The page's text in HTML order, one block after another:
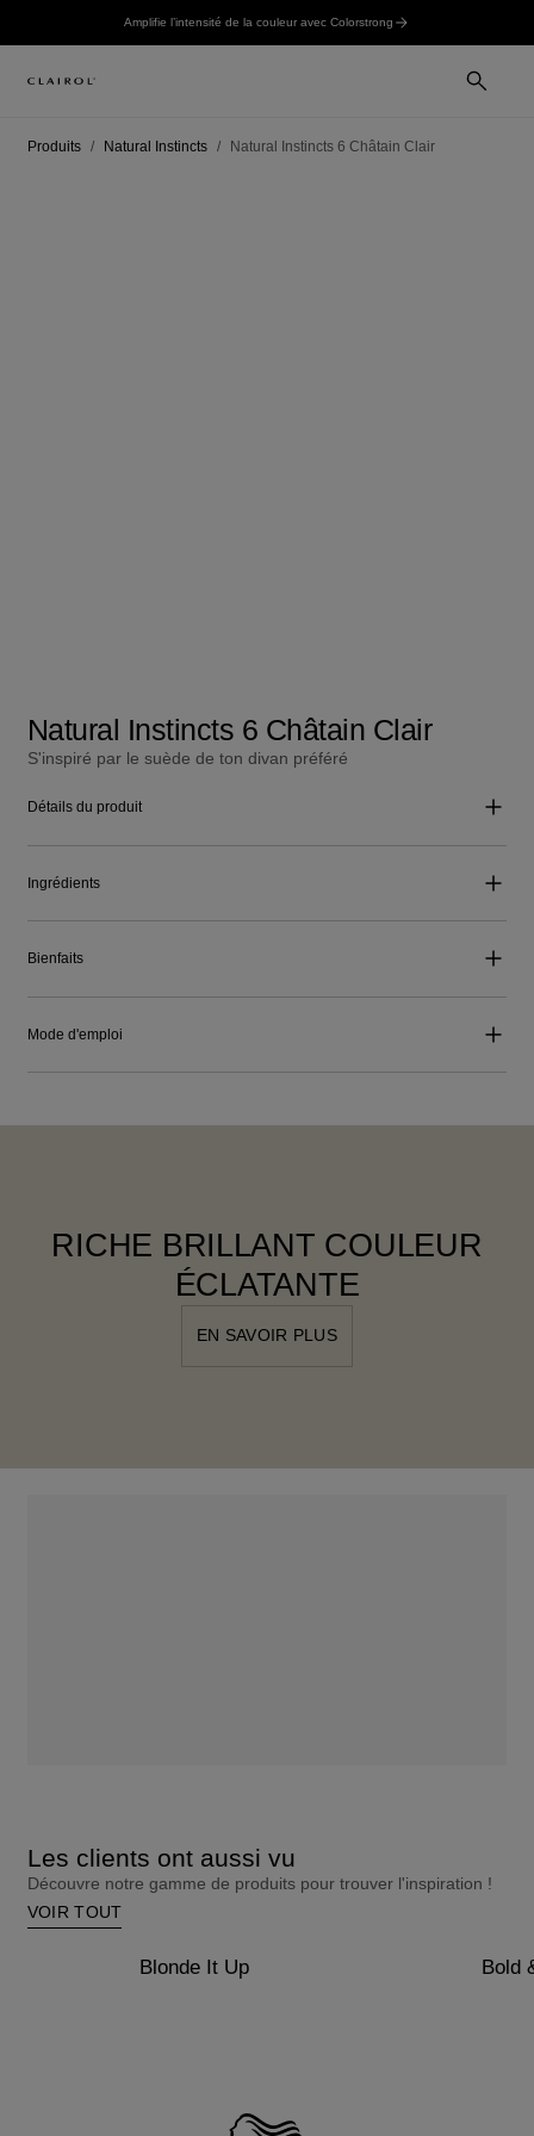
Amplifie l’intensité de la couleur avec Colorstrong
Produits Natural Instincts Natural Instincts 6 Châtain Clair
Natural Instincts 6 Châtain Clair
S'inspiré par le suède de ton divan préféré
Détails du produit
Ingrédients
Bienfaits
Mode d'emploi
RICHE BRILLANT COULEUR
ÉCLATANTE
EN SAVOIR PLUS
Les clients ont aussi vu
Découvre notre gamme de produits pour trouver l'inspiration !
VOIR TOUT
Blonde It Up Bold